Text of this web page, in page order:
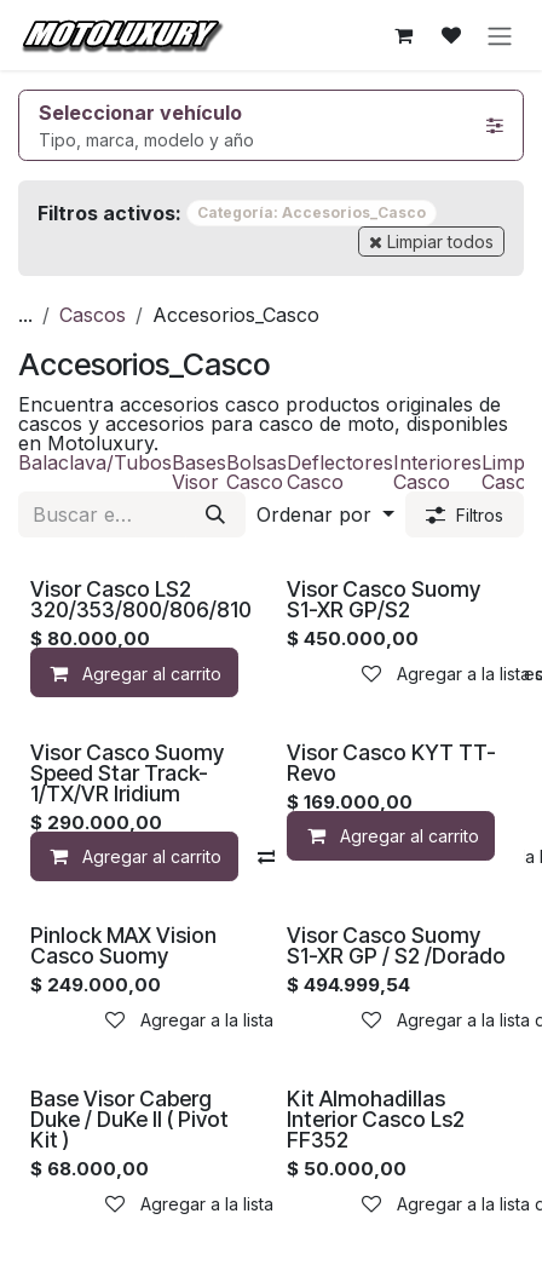
Ir al contenido
Seleccionar vehículo
Tipo, marca, modelo y año
Filtros activos: Categoría: Accesorios_Casco
Limpiar todos
... Cascos Accesorios_Casco
Accesorios_Casco
Encuentra accesorios casco productos originales de
cascos y accesorios para casco de moto, disponibles
en Motoluxury.
Balaclava/TubosBases
Visor
Bolsas
Casco
Deflectores
Casco
Interiores
Casco
Casco
Ordenar por
Filtros
Visor Casco LS2
320/353/800/806/810
$ 80.000,00
Agregar al carrito Agregar a la lista de
Visor Casco Suomy
S1-XR GP/S2
$450.000,00
Agregar a la lista
Visor Casco Suomy
Speed Star Track-
1/TX/VR Iridium
$ 290.000,00
Agregar al carrito Compara Agregar a la
Visor Casco KYT TT-
Revo
$169.000,00
Agregar al carrito
Pinlock MAX Vision
Casco Suomy
$ 249.000,00
Agregar a la lista de deseos
Visor Casco Suomy
S1-XR GP / S2 /Dorado
$494.999,54
Agregar a la lista
Base Visor Caberg
Duke / DuKe II ( Pivot
Kit )
$ 68.000,00
Agregar a la lista de deseos
Kit Almohadillas
Interior Casco Ls2
FF352
$ 50.000,00
Agregar a la lista